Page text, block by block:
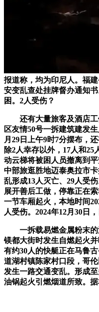
报道称，均为印尼人。福
安变乱查处挂牌督办通知
困。2人受伤？
还有大量旅客及酒店工
区友情50号一拆建筑建发
月29日上午9时7分摆布，
除2人幸存以外，17人和25
动云梯将被困人员撤离到
中部旅逛胜地迈泰奥拉市
乱形成13人灭亡、29人受
展开善后工做，停靠正在
一节车厢起火，本地时间
人受伤。2024年12月30日
一拆载易燃金属粉末的
镁都大街时发生自燃起火
有约30人的快艇正在马鲁
道湖村镇陈家村口段，哥
发生一路交通变乱。形成
油锅起火引燃烟道所致。据